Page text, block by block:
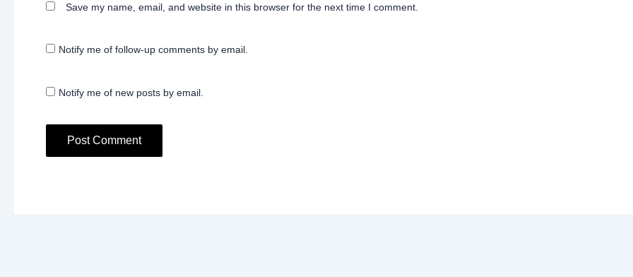
Save my name, email, and website in this browser for the next time I comment.
Notify me of follow-up comments by email.
Notify me of new posts by email.